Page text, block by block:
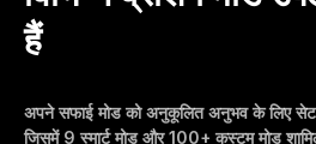
हैं
अपने सफाई मोड को अनुकूलित अनुभव के लिए
जिसमें 9 स्मार्ट मोड और 100+ कस्टम मोड